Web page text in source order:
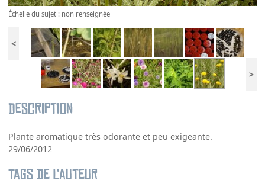
Échelle du sujet : non renseignée
<
>
Description
Plante aromatique très odorante et peu exigeante.
29/06/2012
Tags de l’auteur